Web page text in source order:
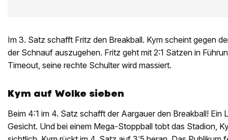
Im 3. Satz schafft Fritz den Breakball. Kym scheint gegen
der Schnauf auszugehen. Fritz geht mit 2:1 Sätzen in
Timeout, seine rechte Schulter wird massiert.
Kym auf Wolke sieben
Beim 4:1 im 4. Satz schafft der Aargauer den Breakball! Ein
Gesicht. Und bei einem Mega-Stoppball tobt das Stadion,